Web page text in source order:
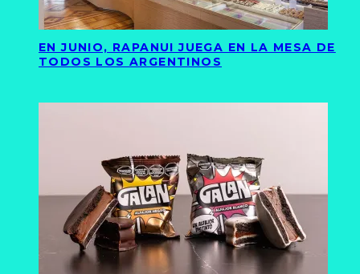
EN JUNIO, RAPANUI JUEGA EN LA MESA DE
TODOS LOS ARGENTINOS